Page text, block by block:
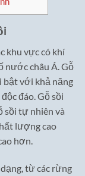
khu vực có khí
nước châu Á. Gỗ
bật với khả năng
đáo. Gỗ sồi
sồi tự nhiên và
lượng cao
hơn.
từ các rừng